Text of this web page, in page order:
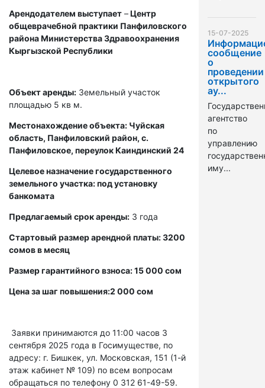
Арендодателем выступает –Центр
общеврачебной практики Панфиловского
района Министерства Здравоохранения
Кыргызской Республики
Объект аренды: Земельный участок
площадью 5 кв м.
Местонахождение объекта: Чуйская
область, Панфиловский район, с.
Панфиловское, переулок Каиндинский 24
Целевое назначение государственного
земельного участка: под установку
банкомата
Предлагаемый срок аренды: 3 года
Стартовый размер арендной платы: 3200
сомов в месяц
Размер гарантийного взноса: 15 000 сом
Цена за шаг повышения:2 000 сом
Заявки принимаются до 11:00 часов 3
сентября 2025 года в Госимуществе, по
адресу: г. Бишкек, ул. Московская, 151 (1-й
этаж кабинет № 109) по всем вопросам
обращаться по телефону 0 312 61-49-59.
15-07-2025
сообщение
о
проведении
открытого
ау...
агентство
по
управлению
иму...